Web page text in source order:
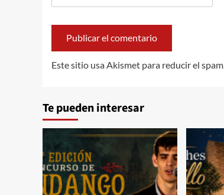
Este sitio usa Akismet para reducir el spam.
Te pueden interesar